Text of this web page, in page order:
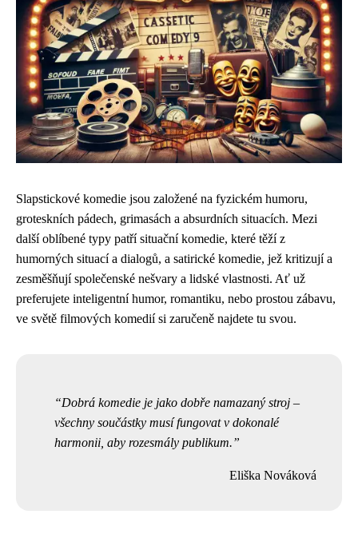
Slapstickové komedie jsou založené na fyzickém humoru,
groteskních pádech, grimasách a absurdních situacích. Mezi
další oblíbené typy patří situační komedie, které těží z
humorných situací a dialogů, a satirické komedie, jež kritizují a
zesměšňují společenské nešvary a lidské vlastnosti. Ať už
preferujete inteligentní humor, romantiku, nebo prostou zábavu,
ve světě filmových komedií si zaručeně najdete tu svou.
Dobrá komedie je jako dobře namazaný stroj –
všechny součástky musí fungovat v dokonalé
harmonii, aby rozesmály publikum.
Eliška Nováková